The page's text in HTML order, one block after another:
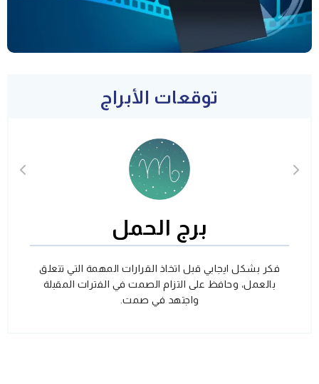
توقعات الأبراج
برج الحمل
فكر بشكل ايجابي قبل اتخاذ القرارات المهمة التي تتعلق
بالعمل، وحافظ على التزام الصمت في الفترات المقبلة
واجتهد في صمت.